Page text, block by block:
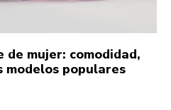
de mujer: comodidad,
populares